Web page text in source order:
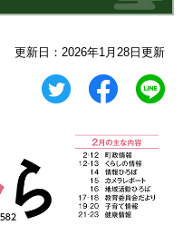
更新日：2026年1月28日更新